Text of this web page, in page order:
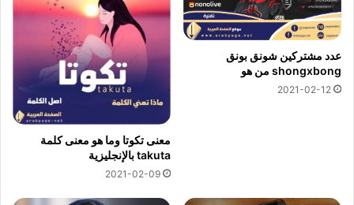
عدد مشتركين شونق بونق
shongxbong من هو
2021-02-12
معنى تكوتا وما هو معنى كلمة
takuta بالإنجليزية
2021-02-09